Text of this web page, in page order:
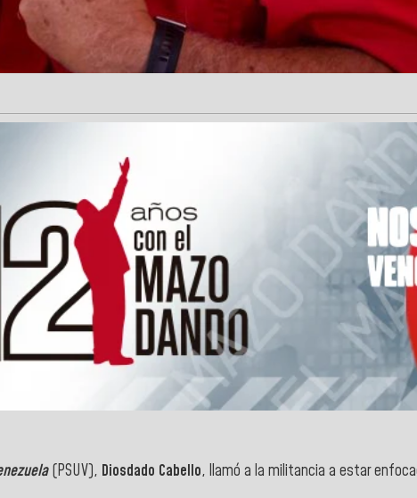
(PSUV), Diosdado Cabello, llamó a la militancia a estar